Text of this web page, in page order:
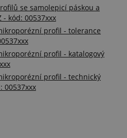
se samolepicí páskou a
- kód: 00537xxx
profil - tolerance
profil - katalogový
profil - technický
00537xxx